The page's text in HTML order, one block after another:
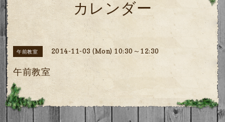
カレンダー
午前教室 2014-11-03 (Mon) 10:30～12:30
午前教室